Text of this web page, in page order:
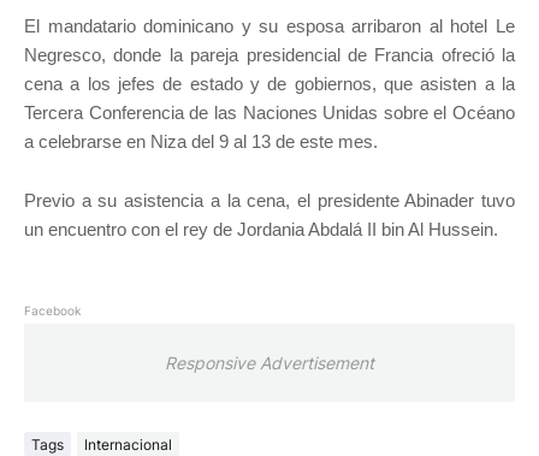
El mandatario dominicano y su esposa arribaron al hotel Le
Negresco, donde la pareja presidencial de Francia ofreció la
cena a los jefes de estado y de gobiernos, que asisten a la
Tercera Conferencia de las Naciones Unidas sobre el Océano
a celebrarse en Niza del 9 al 13 de este mes.
Previo a su asistencia a la cena, el presidente Abinader tuvo
un encuentro con el rey de Jordania Abdalá II bin Al Hussein.
Facebook
Responsive Advertisement
Tags Internacional